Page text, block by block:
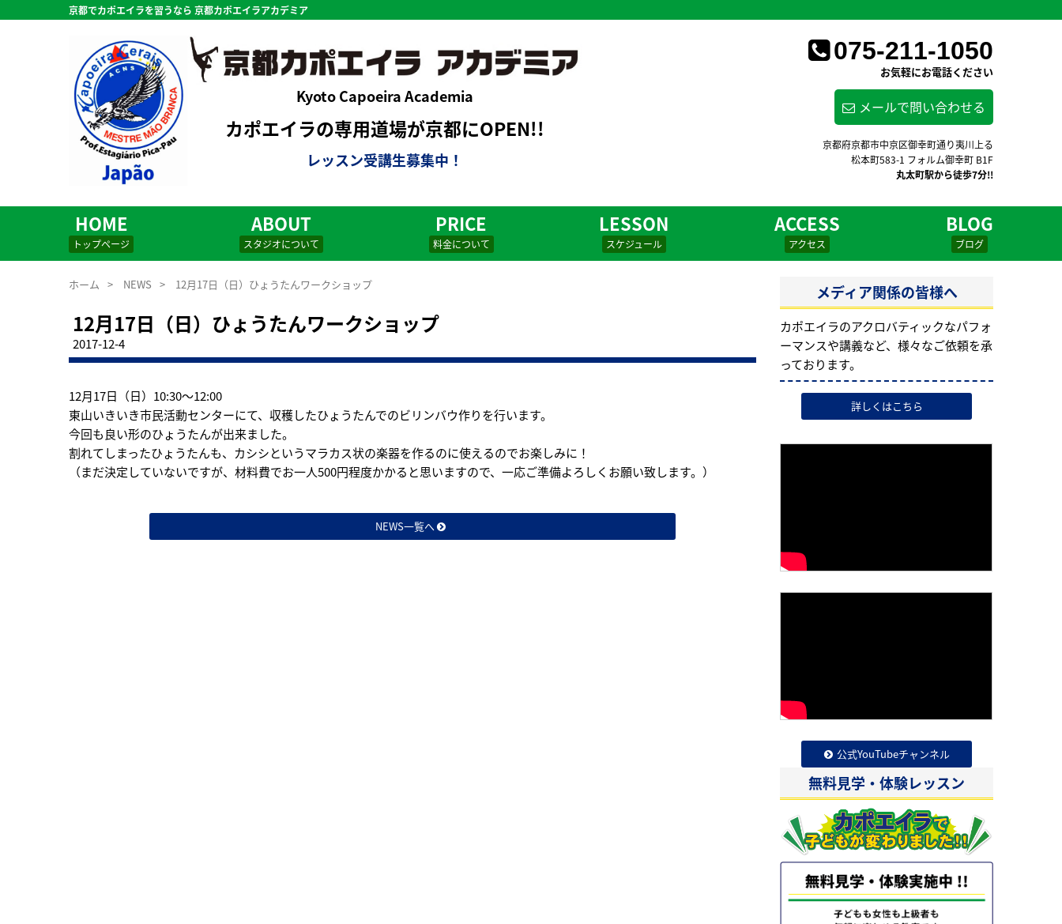
京都でカポエイラを習うなら 京都カポエイラアカデミア
Kyoto Capoeira Academia
カポエイラの専用道場が京都にOPEN!!
レッスン受講生募集中！
075-211-1050
お気軽にお電話ください
メールで問い合わせる
京都府京都市中京区御幸町通り夷川上る
松本町583-1 フォルム御幸町 B1F
丸太町駅から徒歩7分!!
HOME
トップページ
ABOUT
スタジオについて
PRICE
料金について
LESSON
スケジュール
ACCESS
アクセス
BLOG
ブログ
ホーム > NEWS > 12月17日（日）ひょうたんワークショップ
12月17日（日）ひょうたんワークショップ
2017-12-4
12月17日（日）10:30〜12:00
東山いきいき市民活動センターにて、収穫したひょうたんでのビリンバウ作りを行います。
今回も良い形のひょうたんが出来ました。
割れてしまったひょうたんも、カシシというマラカス状の楽器を作るのに使えるのでお楽しみに！
（まだ決定していないですが、材料費でお一人500円程度かかると思いますので、一応ご準備よろしくお願い致します。）
NEWS一覧へ
メディア関係の皆様へ
カポエイラのアクロバティックなパフォ
ーマンスや講義など、様々なご依頼を承
っております。
詳しくはこちら
公式YouTubeチャンネル
無料見学・体験レッスン